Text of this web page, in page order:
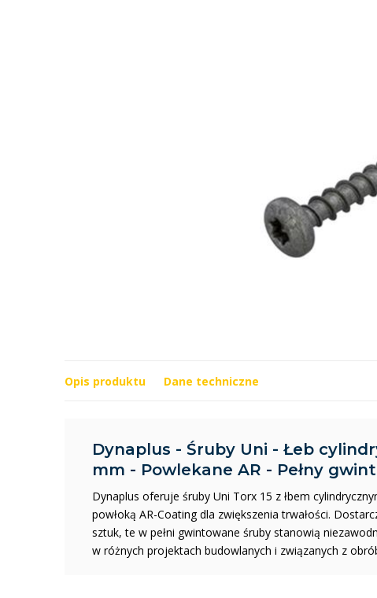
Opis produktu Dane techniczne
Dynaplus - Śruby Uni - Łeb
mm - Powlekane AR - Pełny
Dynaplus oferuje śruby Uni Torx 15 z łbem
powłoką AR-Coating dla zwiększenia trwałości.
sztuk, te w pełni gwintowane śruby stanowią
w różnych projektach budowlanych i związanych z